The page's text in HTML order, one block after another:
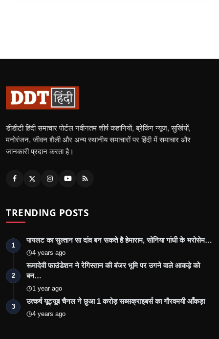
डीडीटी हिंदी समाचार पोर्टल नवीनतम शीर्ष कहानियों, ब्रेकिंग न्यूज, सुर्खियों,
मनोरंजन, जीवन शैली और अन्य स्थानीय समाचारों पर हिंदी में समाचार और
जानकारी प्रदान करता है।
TRENDING POSTS
1
पायलट का सुल्तान सा दांव बन सकते है हेमाराम, सोनिया गांधी के भरोसेम…
4 years ago
2
रूमादेवी फाउंडेशन ने रेगिस्तान की बंजर भूमि पर उगने वाले आकड़े को
बन…
1 year ago
3
उत्कर्ष यूट्यूब चैनल ने छुआ 1 करोड़ सब्सक्राइबर्स का गौरवमयी आँकड़ा
4 years ago